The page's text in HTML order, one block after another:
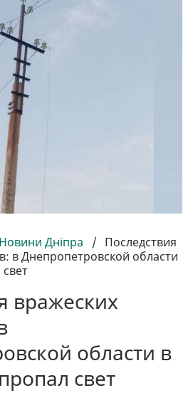
Новини Дніпра / Последствия
в Днепропетровской области
вражеских
области в
свет